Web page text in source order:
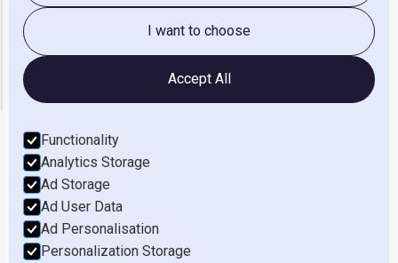
I want to choose
Accept All
Functionality
Analytics Storage
Ad Storage
Ad User Data
Ad Personalisation
Personalization Storage
Openingstijden
Werken Bij
Privacyverklaring
Terms of Service